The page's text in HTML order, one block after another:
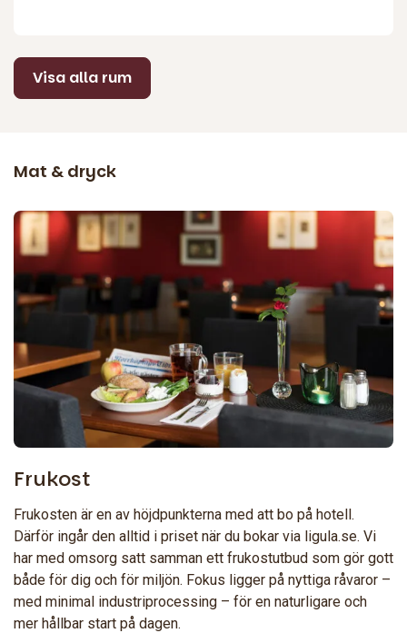
Visa alla rum
Mat & dryck
Frukost
Frukosten är en av höjdpunkterna med att bo på hotell.
Därför ingår den alltid i priset när du bokar via ligula.se. Vi
har med omsorg satt samman ett frukostutbud som gör gott
både för dig och för miljön. Fokus ligger på nyttiga råvaror –
med minimal industriprocessing – för en naturligare och
mer hållbar start på dagen.